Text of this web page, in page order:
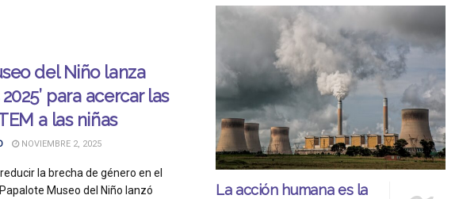
del Niño lanza
para acercar las
a las niñas
NOVIEMBRE 2, 2025
la brecha de género en el
Museo del Niño lanzó
La acción humana es la